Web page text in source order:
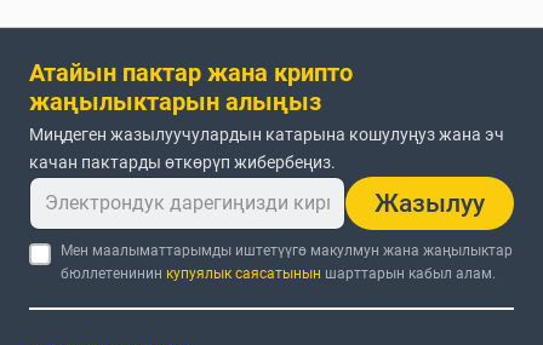
Атайын пактар жана крипто
жаңылыктарын алыңыз
Миңдеген жазылуучулардын катарына кошулуңуз жана эч
качан пактарды өткөрүп жибербеңиз.
Жазылуу
Мен маалыматтарымды иштетүүгө макулмун жана жаңылыктар
бюллетенинин купуялык саясатынын шарттарын кабыл алам.